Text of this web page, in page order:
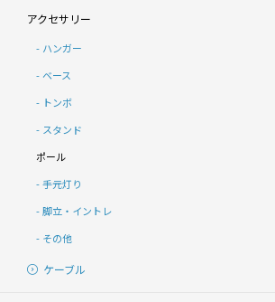
アクセサリー
ハンガー
ベース
トンボ
スタンド
ポール
手元灯り
脚立・イントレ
その他
ケーブル